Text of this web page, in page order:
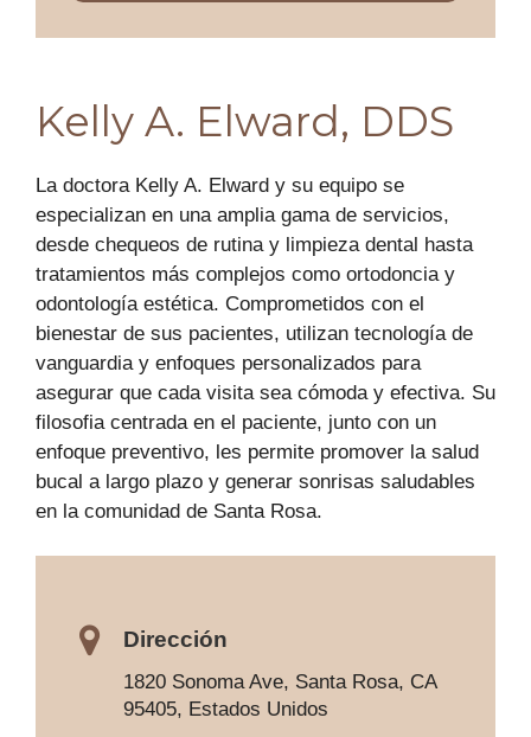
Kelly A. Elward, DDS
La doctora Kelly A. Elward y su equipo se
especializan en una amplia gama de servicios,
desde chequeos de rutina y limpieza dental hasta
tratamientos más complejos como ortodoncia y
odontología estética. Comprometidos con el
bienestar de sus pacientes, utilizan tecnología de
vanguardia y enfoques personalizados para
asegurar que cada visita sea cómoda y efectiva. Su
filosofia centrada en el paciente, junto con un
enfoque preventivo, les permite promover la salud
bucal a largo plazo y generar sonrisas saludables
en la comunidad de Santa Rosa.
Dirección
1820 Sonoma Ave, Santa Rosa, CA
95405, Estados Unidos